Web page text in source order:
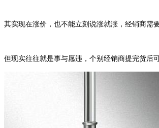
其实现在涨价，也不能立刻说涨就涨，经销商需
但现实往往就是事与愿违，个别经销商提完货后